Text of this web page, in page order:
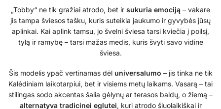
„Tobby“ ne tik gražiai atrodo, bet ir sukuria emociją – vakare
jis tampa šviesos tašku, kuris suteikia jaukumo ir gyvybės jūsų
aplinkai. Kai aplink tamsu, jo švelni šviesa tarsi kviečia į poilsį,
tylą ir ramybę – tarsi mažas medis, kuris švyti savo vidine
šviesa.
Šis modelis ypač vertinamas dėl universalumo – jis tinka ne tik
Kalėdiniam laikotarpiui, bet ir visiems metų laikams. Vasarą – tai
stilingas sodo akcentas šalia gėlynų ar terasos baldų, o žiemą –
alternatyva tradicinei eglutei, kuri atrodo šiuolaikiškai ir